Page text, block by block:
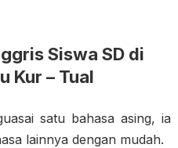
Siswa SD di
Kur – Tual
satu bahasa asing, ia
lainnya dengan mudah.